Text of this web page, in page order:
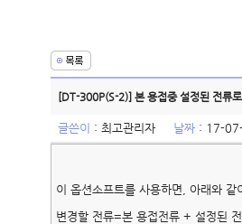
[DT-300P(S-2)] 본 용접중 설정된 전류
글쓴이 : 최고관리자 날짜 : 17-
이 옵션소프트를 사용하면, 아래와
변경할 전류=본 용접전류 + 설정